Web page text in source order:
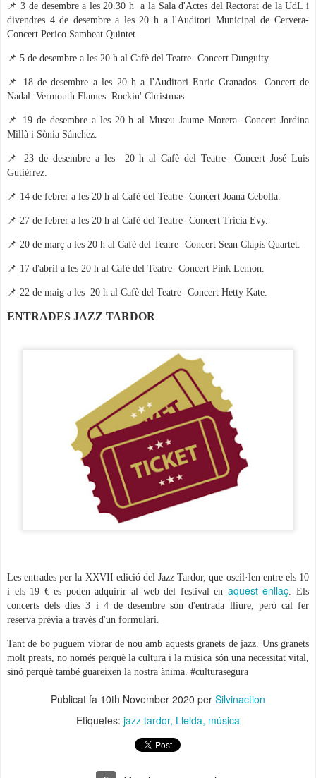
📌3 de desembre a les 20.30 h a la Sala d'Actes del Rectorat de la UdL i
divendres 4 de desembre a les 20 h a l'Auditori Municipal de Cervera-
Concert Perico Sambeat Quintet.
📌 5 de desembre a les 20 h al Cafè del Teatre- Concert Dunguity.
📌 18 de desembre a les 20 h a l'Auditori Enric Granados- Concert de
Nadal: Vermouth Flames. Rockin' Christmas.
📌 19 de desembre a les 20 h al Museu Jaume Morera- Concert Jordina
Millà i Sònia Sánchez.
📌 23 de desembre a les 20 h al Cafè del Teatre- Concert José Luis
Gutièrrez.
📌 14 de febrer a les 20 h al Cafè del Teatre- Concert Joana Cebolla.
📌 27 de febrer a les 20 h al Cafè del Teatre- Concert Tricia Evy.
📌 20 de març a les 20 h al Cafè del Teatre- Concert Sean Clapis Quartet.
📌 17 d'abril a les 20 h al Cafè del Teatre- Concert Pink Lemon.
📌 22 de maig a les 20 h al Cafè del Teatre- Concert Hetty Kate.
ENTRADES JAZZ TARDOR
Les entrades per la XXVII edició del Jazz Tardor, que oscil·len entre els 10
i els 19 € es poden adquirir al web del festival en aquest enllaç. Els
concerts dels dies 3 i 4 de desembre són d'entrada lliure, però cal fer
reserva prèvia a través d'un formulari.
Tant de bo puguem vibrar de nou amb aquests granets de jazz. Uns granets
molt preats, no només perquè la cultura i la música són una necessitat vital,
sinó perquè també guareixen la nostra ànima. #culturasegura
Publicat fa 10th November 2020 per Silvinaction
Etiquetes: jazz tardor Lleida música